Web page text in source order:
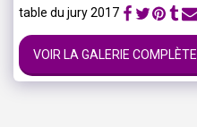
table du jury 2017
VOIR LA GALERIE COMPLÈTE